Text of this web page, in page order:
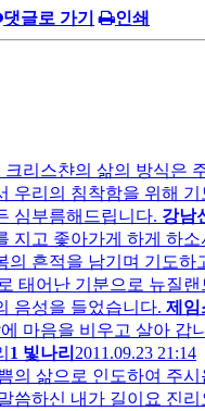
댓글로 가기 인쇄
크리스챤의 삶의 방식은
우리의 침착함을 위해 기
심부름해드립니다. 강남
지고 좇아가게 하게 하소
의 흔적을 남기며 기도하
태어난 기분으로 뉴질
음성을 들었습니다. 제임
마음을 비우고 살아 갑
1 빛나리 2011.09.23 21:14
의 삶으로 인도하여 주시
씀하신 내가 길이요 진